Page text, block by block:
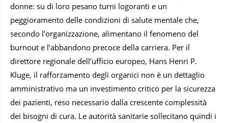
donne: su di loro pesano turni logoranti e un
peggioramento delle condizioni di salute mentale che,
secondo l’organizzazione, alimentano il fenomeno del
burnout e l’abbandono precoce della carriera. Per il
direttore regionale dell’ufficio europeo, Hans Henri P.
Kluge, il rafforzamento degli organici non è un dettaglio
amministrativo ma un investimento critico per la sicurezza
dei pazienti, reso necessario dalla crescente complessità
dei bisogni di cura. Le autorità sanitarie sollecitano quindi i